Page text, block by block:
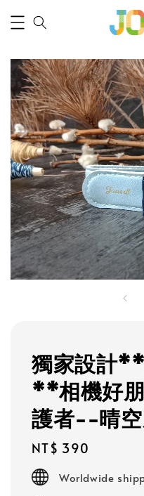
獨家設計
**相機好
護者--晴
Regular
price
NT$ 390
Worldwide